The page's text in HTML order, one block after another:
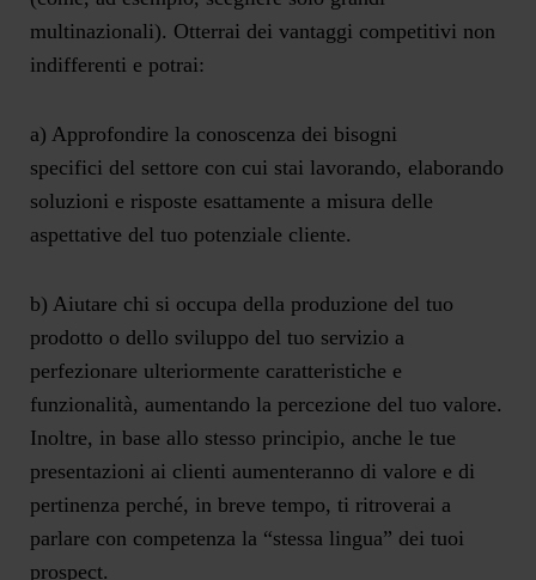
multinazionali). Otterrai dei vantaggi competitivi non
indifferenti e potrai:
a) Approfondire la conoscenza dei bisogni
specifici del settore con cui stai lavorando, elaborando
soluzioni e risposte esattamente a misura delle
aspettative del tuo potenziale cliente.
b) Aiutare chi si occupa della produzione del tuo
prodotto o dello sviluppo del tuo servizio a
perfezionare ulteriormente caratteristiche e
funzionalità, aumentando la percezione del tuo valore.
Inoltre, in base allo stesso principio, anche le tue
presentazioni ai clienti aumenteranno di valore e di
pertinenza perché, in breve tempo, ti ritroverai a
parlare con competenza la “stessa lingua” dei tuoi
prospect.